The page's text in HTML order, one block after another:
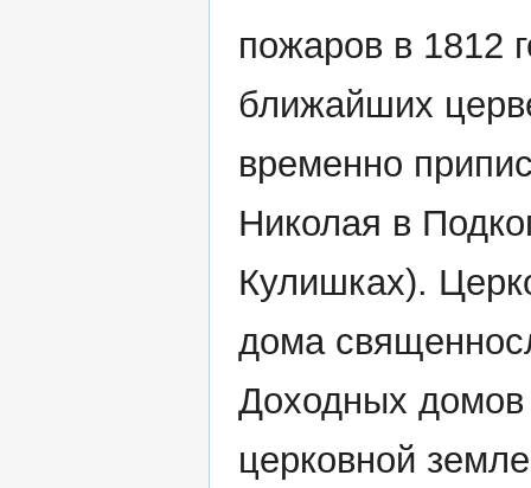
пожаров в 1812
ближайших
временно
Николая в
Кулишках).
дома
Доходных домов
церковной